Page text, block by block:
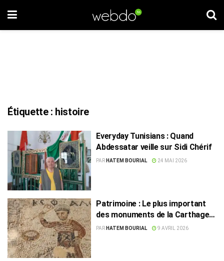
Étiquette : histoire
Everyday Tunisians : Quand
Abdessatar veille sur Sidi Chérif
PAR HATEM BOURIAL 24 MAI 2026
Patrimoine : Le plus important
des monuments de la Carthage
romaine se trouve encore sous
PAR HATEM BOURIAL 9 AVRIL 2026